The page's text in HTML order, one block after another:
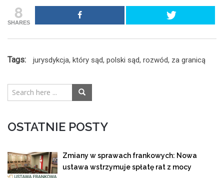
8
SHARES
Tags: jurysdykcja, który sąd, polski sąd, rozwód, za granicą
OSTATNIE POSTY
Zmiany w sprawach frankowych: Nowa
ustawa wstrzymuje spłatę rat z mocy